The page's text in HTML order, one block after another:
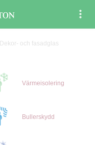
Dekor- och fasadglas
Värmeisolering
Bullerskydd